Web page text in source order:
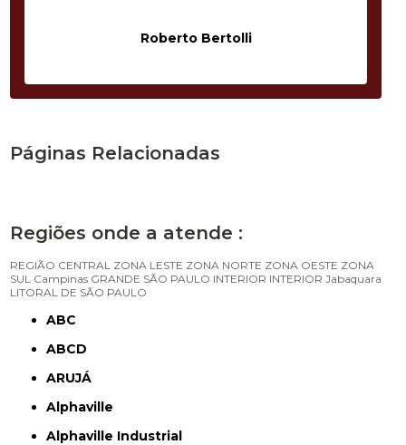
Roberto Bertolli
Páginas Relacionadas
Regiões onde a atende :
REGIÃO CENTRAL ZONA LESTE ZONA NORTE ZONA OESTE ZONA
SUL Campinas GRANDE SÃO PAULO INTERIOR INTERIOR Jabaquara
LITORAL DE SÃO PAULO
ABC
ABCD
ARUJÁ
Alphaville
Alphaville Industrial